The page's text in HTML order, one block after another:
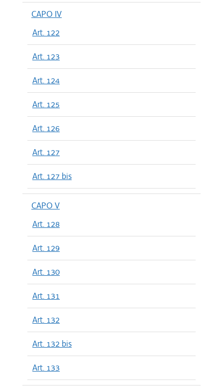
CAPO IV
Art. 122
Art. 123
Art. 124
Art. 125
Art. 126
Art. 127
Art. 127 bis
CAPO V
Art. 128
Art. 129
Art. 130
Art. 131
Art. 132
Art. 132 bis
Art. 133